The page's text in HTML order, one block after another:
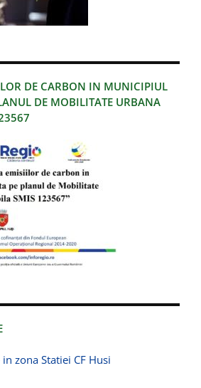
DE CARBON IN MUNICIPIUL
DE MOBILITATE URBANA
zona Statiei CF Husi